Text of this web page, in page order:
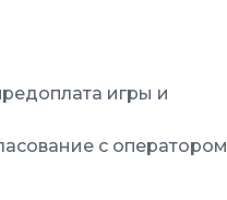
игры и
с оператором